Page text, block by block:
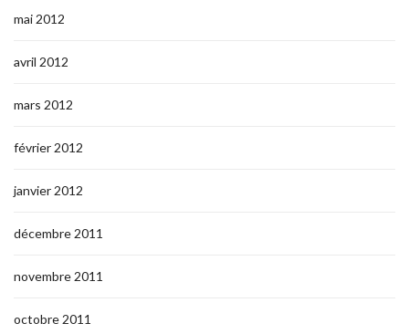
mai 2012
avril 2012
mars 2012
février 2012
janvier 2012
décembre 2011
novembre 2011
octobre 2011